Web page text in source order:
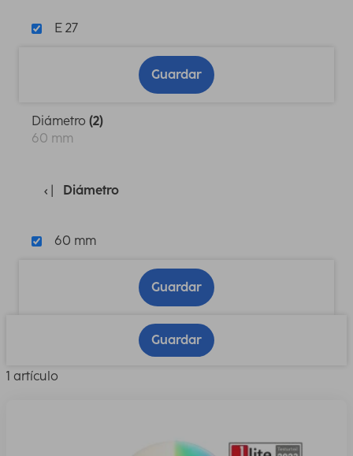
E 27
Guardar
Diámetro (2)
60 mm
Diámetro
60 mm
Guardar
Guardar
1 artículo